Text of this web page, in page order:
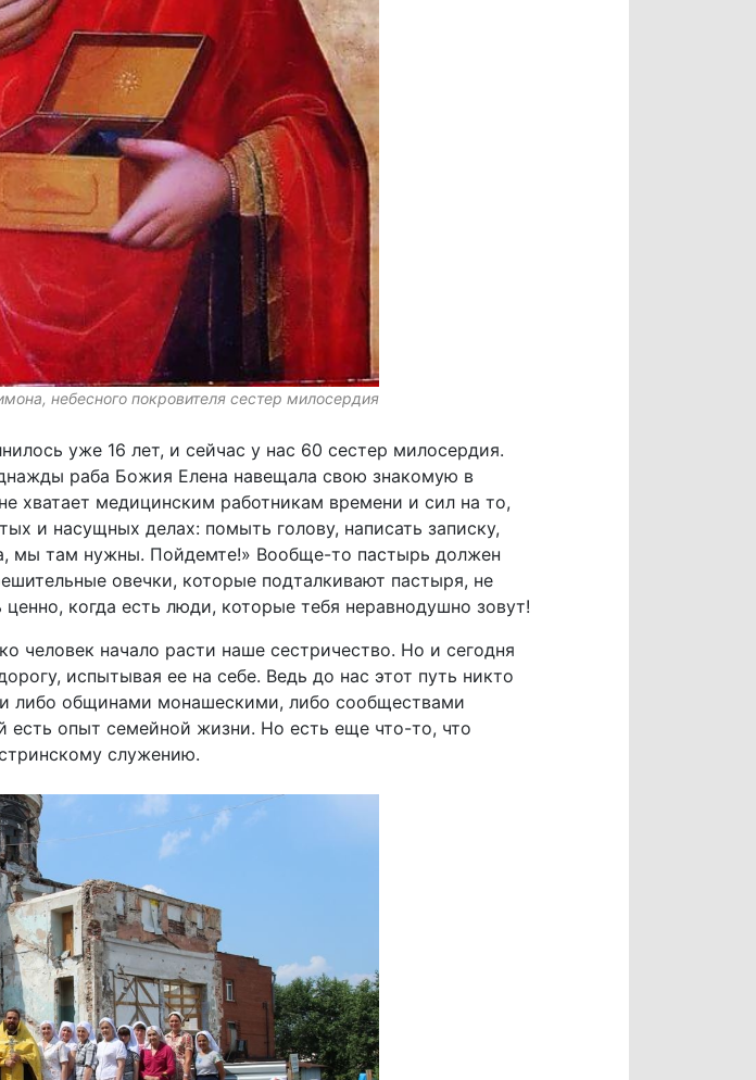
небесного покровителя сестер милосердия
уже 16 лет, и сейчас у нас 60 сестер милосердия.
раба Божия Елена навещала свою знакомую в
хватает медицинским работникам времени и сил на то,
и насущных делах: помыть голову, написать записку,
мы там нужны. Пойдемте!» Вообще-то пастырь должен
овечки, которые подталкивают пастыря, не
когда есть люди, которые тебя неравнодушно зовут!
человек начало расти наше сестричество. Но и сегодня
испытывая ее на себе. Ведь до нас этот путь никто
либо общинами монашескими, либо сообществами
опыт семейной жизни. Но есть еще что-то, что
служению.